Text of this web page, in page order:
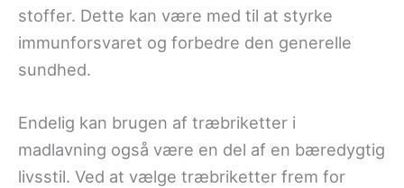
stoffer. Dette kan være med til at styrke
immunforsvaret og forbedre den generelle
sundhed.
Endelig kan brugen af træbriketter i
madlavning også være en del af en bæredygtig
livsstil. Ved at vælge træbriketter frem for